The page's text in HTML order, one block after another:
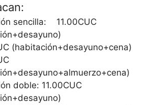
sencilla: 11.00CUC
(habitación+desayuno+cena)
doble: 11.00CUC